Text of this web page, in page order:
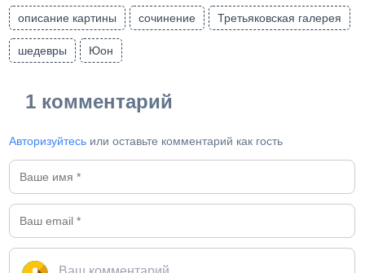
описание картины сочинение Третьяковская галерея
шедевры Юон
1 комментарий
Авторизуйтесь или оставьте комментарий как гость